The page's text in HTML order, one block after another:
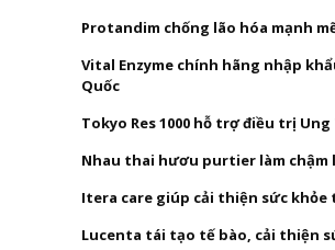
Protandim chống lão hóa mạnh
Vital Enzyme chính hãng nhập
Quốc
Tokyo Res 1000 hỗ trợ điều trị
Nhau thai hươu purtier làm chậm
Itera care giúp cải thiện sức khỏe
Lucenta tái tạo tế bào, cải thiện